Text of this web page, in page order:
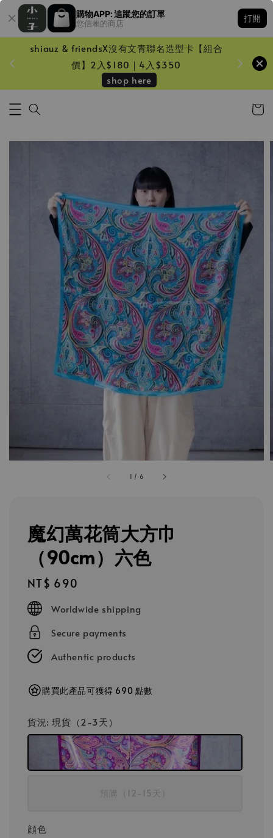
購物APP: 追蹤您的訂單
您信賴的商店
打開
shiauz & friendsX沒有文青聯名造型卡【組合
價】2入$180｜4入$350
shop here
1 / 6
魔幻萬花筒大方巾
（90cm）六色
Regular
price
NT$ 690
Worldwide shipping
Secure payments
Authentic products
購買此產品可獲得 690 點數
貨況: 現貨（2-3天）
預購（12-15天）
顔色